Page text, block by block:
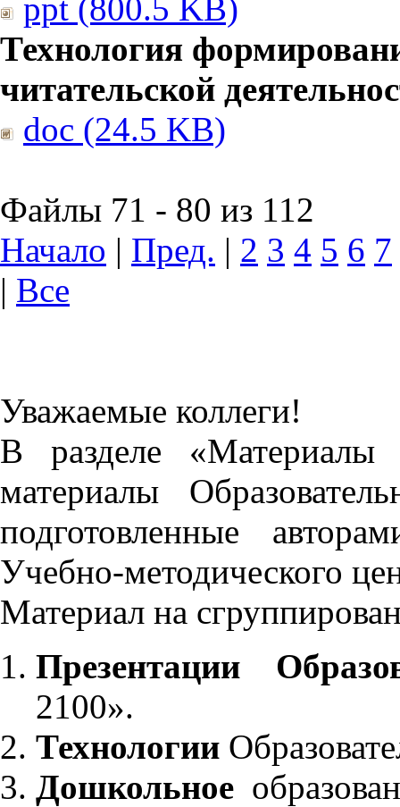
ppt (800.5 KB)
Технология
читательской
doc (24.5 KB)
Файлы 71 - 80 из 112
Начало | Пред. | 2 3 4 5 6 7
| Все
Уважаемые коллеги!
В разделе «Материалы
материалы
подготовленные
Учебно-методического
Материал на
Презентации
2100».
Технологии
Дошкольное